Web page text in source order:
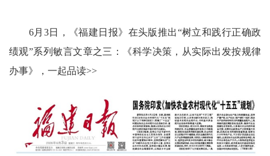
6月3日，《福建日报》在头版推出“树立和践行正确政
绩观”系列敏言文章之三：《科学决策，从实际出发按规律
办事》，一起品读>>